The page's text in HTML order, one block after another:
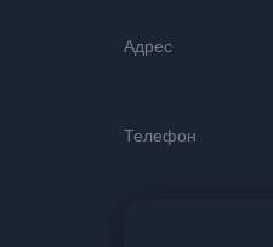
Адрес
Телефон